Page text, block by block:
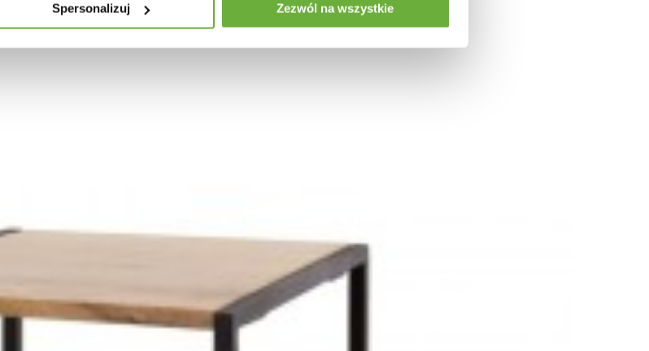
Spersonalizuj Zezwól na wszystkie
80/60 CM...
-16%
80/60...
1 917,35 zł